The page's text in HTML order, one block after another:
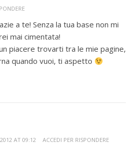
a te! Senza la tua base non mi
mai cimentata!
un piacere trovarti tra le mie pagine,
quando vuoi, ti aspetto
AT 09:12 ACCEDI PER RISPONDERE